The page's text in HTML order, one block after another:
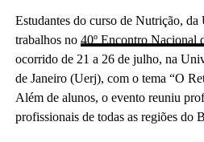
Estudantes do curso de Nutrição, da
trabalhos no 40º Encontro Nacional
ocorrido de 21 a 26 de julho, na
de Janeiro (Uerj), com o tema “O
Além de alunos, o evento reuniu
profissionais de todas as regiões do